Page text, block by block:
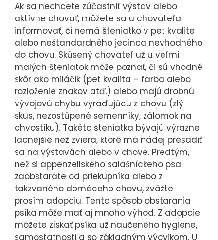
Ak sa nechcete zúčastniť výstav alebo
aktívne chovať, môžete sa u chovateľa
informovať, či nemá šteniatko v pet kvalite
alebo neštandardného jedinca nevhodného
do chovu. Skúsený chovateľ už u veľmi
malých šteniatok môže poznať, či sú vhodné
skôr ako miláčik (pet kvalita – farba alebo
rozloženie znakov atď.) alebo majú drobnú
vývojovú chybu vyraďujúcu z chovu (zlý
skus, nezostúpené semenníky, zálomok na
chvostíku). Takéto šteniatka bývajú výrazne
lacnejšie než zviera, ktoré má nádej presadiť
sa na výstavách alebo v chove. Predtým,
než si appenzellského salašníckeho psa
zaobstaráte od priekupníka alebo z
takzvaného domáceho chovu, zvážte
prosím adopciu. Tento spôsob obstarania
psíka môže mať aj mnoho výhod. Z adopcie
môžete získať psíka už naučeného hygiene,
samostatnosti a so základným výcvikom. U